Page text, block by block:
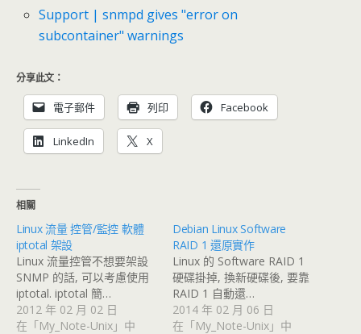
Support | snmpd gives "error on
subcontainer" warnings
分享此文：
電子郵件 列印 Facebook
LinkedIn X
相關
Linux 流量 控管/監控 軟體
iptotal 架設
Linux 流量控管不想要架設
SNMP 的話, 可以考慮使用
iptotal. iptotal 簡…
2012 年 02 月 02 日
在「My_Note-Unix」中
Debian Linux Software
RAID 1 還原實作
Linux 的 Software RAID 1
硬碟掛掉, 換新硬碟後, 要靠
RAID 1 自動還…
2014 年 02 月 06 日
在「My_Note-Unix」中